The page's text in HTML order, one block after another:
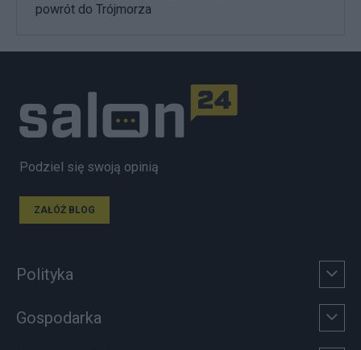
powrót do Trójmorza
Podziel się swoją opinią
ZAŁÓŻ BLOG
Polityka
Gospodarka